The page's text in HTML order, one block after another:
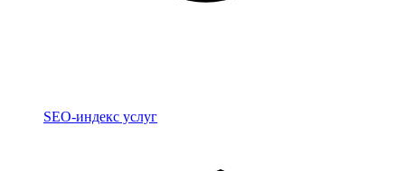
Индекс
SEO-индекс услуг